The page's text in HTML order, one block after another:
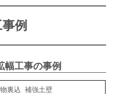
例
幅工事の事例
裏込 補強土壁